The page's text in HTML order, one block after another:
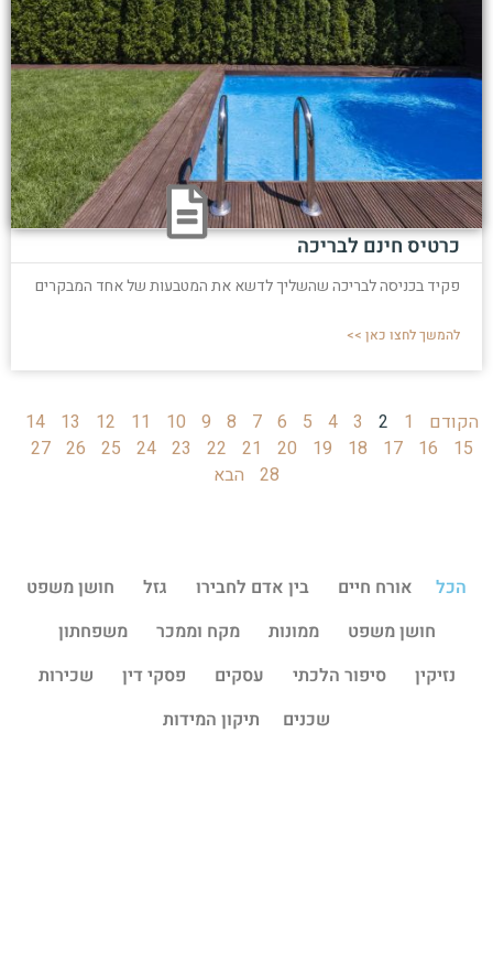
כרטיס חינם לבריכה
פקיד בכניסה לבריכה שהשליך לדשא את המטבעות של אחד המבקרים
להמשך לחצו כאן >>
הקודם 1
2
3
4
5
6
7
8
9
10
11
12
13
14
15
16
17
18
19
20
21
22
23
24
25
26
27
28
הבא
הכל אורח חיים בין אדם לחבירו גזל
חושן משפט
חושן משפט
ממונות מקח וממכר
משפחתון
נזיקין
סיפור הלכתי עסקים פסקי דין
שכירות
שכנים
תיקון המידות